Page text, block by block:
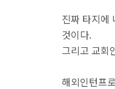
진짜 타지에
것이다.
그리고 교회
해외인턴프